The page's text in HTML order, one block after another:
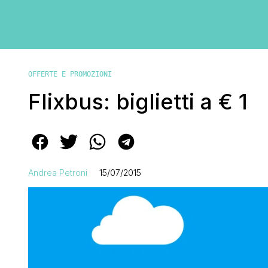
OFFERTE E PROMOZIONI
Flixbus: biglietti a € 1
Andrea Petroni 15/07/2015